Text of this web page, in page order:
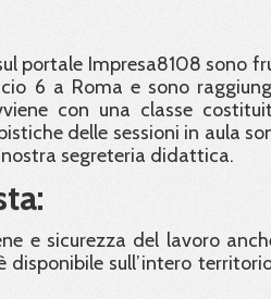
portale Impresa8108 sono
6 a Roma e sono
con una classe
delle sessioni in aula
segreteria didattica.
e sicurezza del lavoro
sull’intero